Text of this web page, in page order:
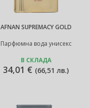
AFNAN SUPREMACY GOLD
Парфюмна вода унисекс
В СКЛАДА
34,01 € (66,51 лв.)